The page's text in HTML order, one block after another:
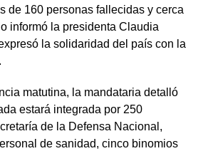
de 160 personas fallecidas y cerca
informó la presidenta Claudia
la solidaridad del país con la
matutina, la mandataria detalló
estará integrada por 250
de la Defensa Nacional,
de sanidad, cinco binomios